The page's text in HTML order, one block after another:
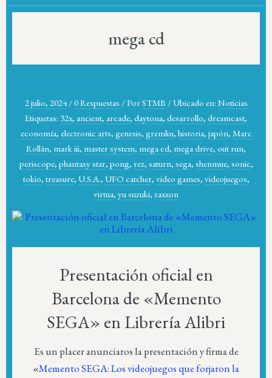
mega cd
2 julio, 2024 /0 Respuestas /PorSTMB / Ubicado en: Noticias
Etiquetas: 32x, ancient, arcade, daytona, desarrollo, dreamcast,
economía, electronic arts, genesis, gremlin, historia, japón, Marc
Rollán, mark iii, master system, mega cd, mega drive, out run,
periscope, phantasy star, pong, rez, saturn, sega, shenmue, sonic,
tokio, treasure, U.S.A., UFO catcher, video games, videojuegos,
virtua, yu suzuki, zaxxon
Presentación oficial en
Barcelona de «Memento
SEGA» en Librería Alibri
Es un placer anunciaros la presentación y firma de
«Memento SEGA: Los videojuegos que forjaron la